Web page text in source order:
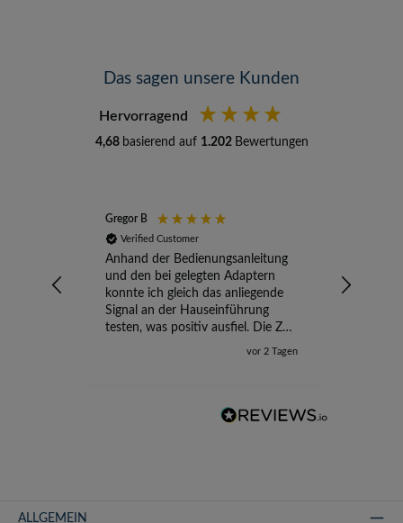
Das sagen unsere Kunden
Hervorragend
4,68 basierend auf 1.202 Bewertungen
Gregor B
Verified Customer
Anhand der Bedienungsanleitung
und den bei gelegten Adaptern
konnte ich gleich das anliegende
Signal an der Hauseinführung
testen, was positiv ausfiel. Die Zeit
der Ungewissheit ist jetzt vorbei,
vor 2 Tagen
ALLGEMEIN